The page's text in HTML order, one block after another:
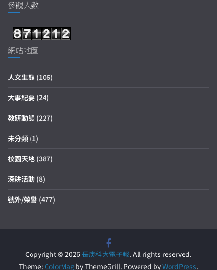
參觀人數
網站地圖
人文生態 (106)
大事紀要 (24)
教研動態 (227)
未分類 (1)
校園天地 (387)
深耕活動 (8)
號外/榮譽 (477)
Copyright © 2026長庚科大電子報. All rights reserved.
Theme: ColorMag by ThemeGrill. Powered byWordPress.